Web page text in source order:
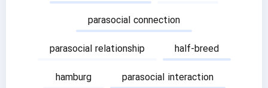
parasocial connection
parasocial relationship
half-breed
hamburg
parasocial interaction